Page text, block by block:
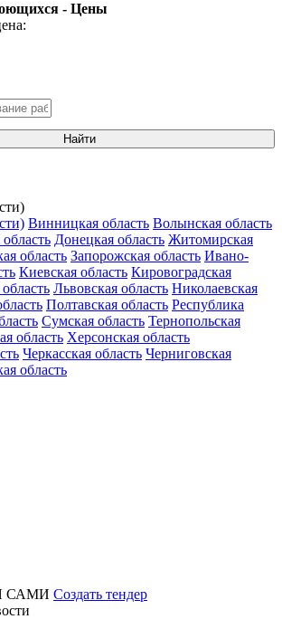
- Цены
Найти
Винницкая область Волынская область
Донецкая область Житомирская
область Запорожская область Ивано-
Киевская область Кировоградская
Львовская область Николаевская
Полтавская область Республика
Сумская область Тернопольская
область Херсонская область
Черкасская область Черниговская
область
САМИ Создать тендер